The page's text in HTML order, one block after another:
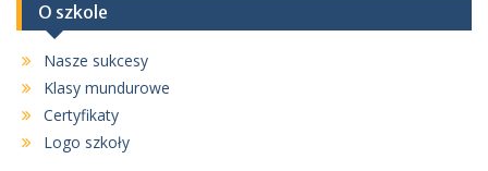
O szkole
Nasze sukcesy
Klasy mundurowe
Certyfikaty
Logo szkoły